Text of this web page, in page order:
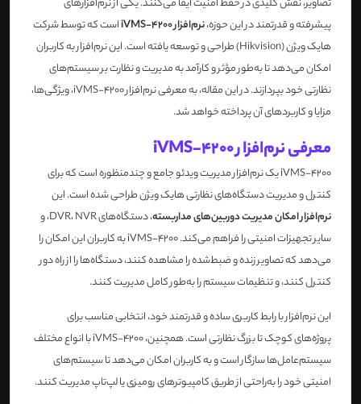
تصاویر، نقش کلیدی در حفظ امنیت ایفا می‌کنند. یکی از نرم‌افزارهای
پیشرفته و قدرتمند در این حوزه،نرم‌افزار iVMS-4200
است که توسط شرکت
هایک ویژن (Hikvision) طراحی و توسعه یافته است. این نرم‌افزار به کاربران
امکان می‌دهد تا به‌طور مؤثر و کارآمد به مدیریت و نظارت بر سیستم‌های
نظارتی خود بپردازند. در این مقاله، به معرفی نرم‌افزار iVMS-4200، ویژگی‌ها،
مزایا و کاربردهای آن پرداخته خواهد شد.
معرفی نرم‌افزار iVMS-4200
iVMS-4200 یک نرم‌افزار مدیریت ویدئو جامع و چندمنظوره است که برای
کنترل و مدیریت دستگاه‌های نظارتی هایک ویژن طراحی شده است. این
نرم‌افزار امکان مدیریت دوربین‌های مداربسته
، دستگاه‌های DVR، NVR، و
سایر تجهیزات امنیتی را فراهم می‌کند. iVMS-4200 به کاربران این امکان را
می‌دهد که تصاویر زنده و ضبط‌شده را مشاهده کنند، دستگاه‌ها را از راه دور
کنترل کنند، و تنظیمات سیستم را به‌طور کامل مدیریت کنند.
این نرم‌افزار با رابط کاربری ساده و قدرتمند خود، انتخابی مناسب برای
پروژه‌های کوچک تا بزرگ نظارتی است. همچنین، iVMS-4200 با انواع مختلف
سیستم‌عامل‌ها سازگار است و به کاربران امکان می‌دهد تا سیستم‌های
امنیتی خود را به‌راحتی از طریق کامپیوترهای رومیزی یا لپ‌تاپ مدیریت کنند.